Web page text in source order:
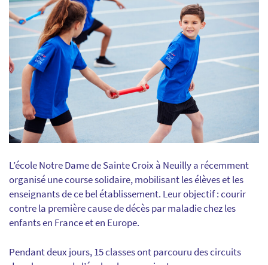
L’école Notre Dame de Sainte Croix à Neuilly a récemment
organisé une course solidaire, mobilisant les élèves et les
enseignants de ce bel établissement. Leur objectif : courir
contre la première cause de décès par maladie chez les
enfants en France et en Europe.
Pendant deux jours, 15 classes ont parcouru des circuits